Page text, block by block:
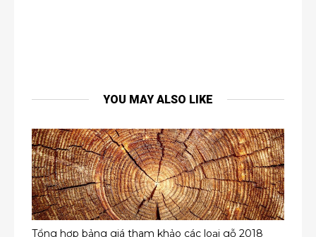
YOU MAY ALSO LIKE
Tổng hợp bảng giá tham khảo các loại gỗ 2018